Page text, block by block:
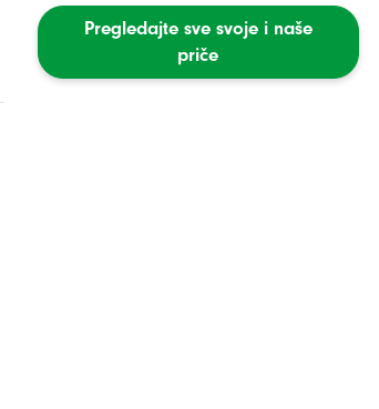
Pregledajte sve svoje i naše
priče